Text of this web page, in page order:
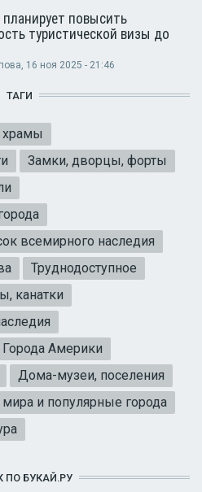
планирует повысить
туристической визы до
, 16 ноя 2025 - 21:46
ТАГИ
храмы
Замки, дворцы, форты
всемирного наследия
Труднодоступное
канатки
Города Америки
Дома-музеи, поселения
мира и популярные города
ПО БУКАЙ.РУ